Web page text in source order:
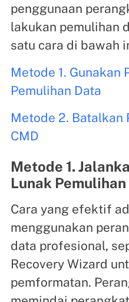
penggunaan
lakukan pemulihan
satu cara di bawah
Metode 1. Gunakan
Pemulihan Data
Metode 2. Batalkan
CMD
Metode 1.
Lunak Pemulihan
Cara yang efektif
menggunakan
data profesional,
Recovery Wizard
pemformatan.